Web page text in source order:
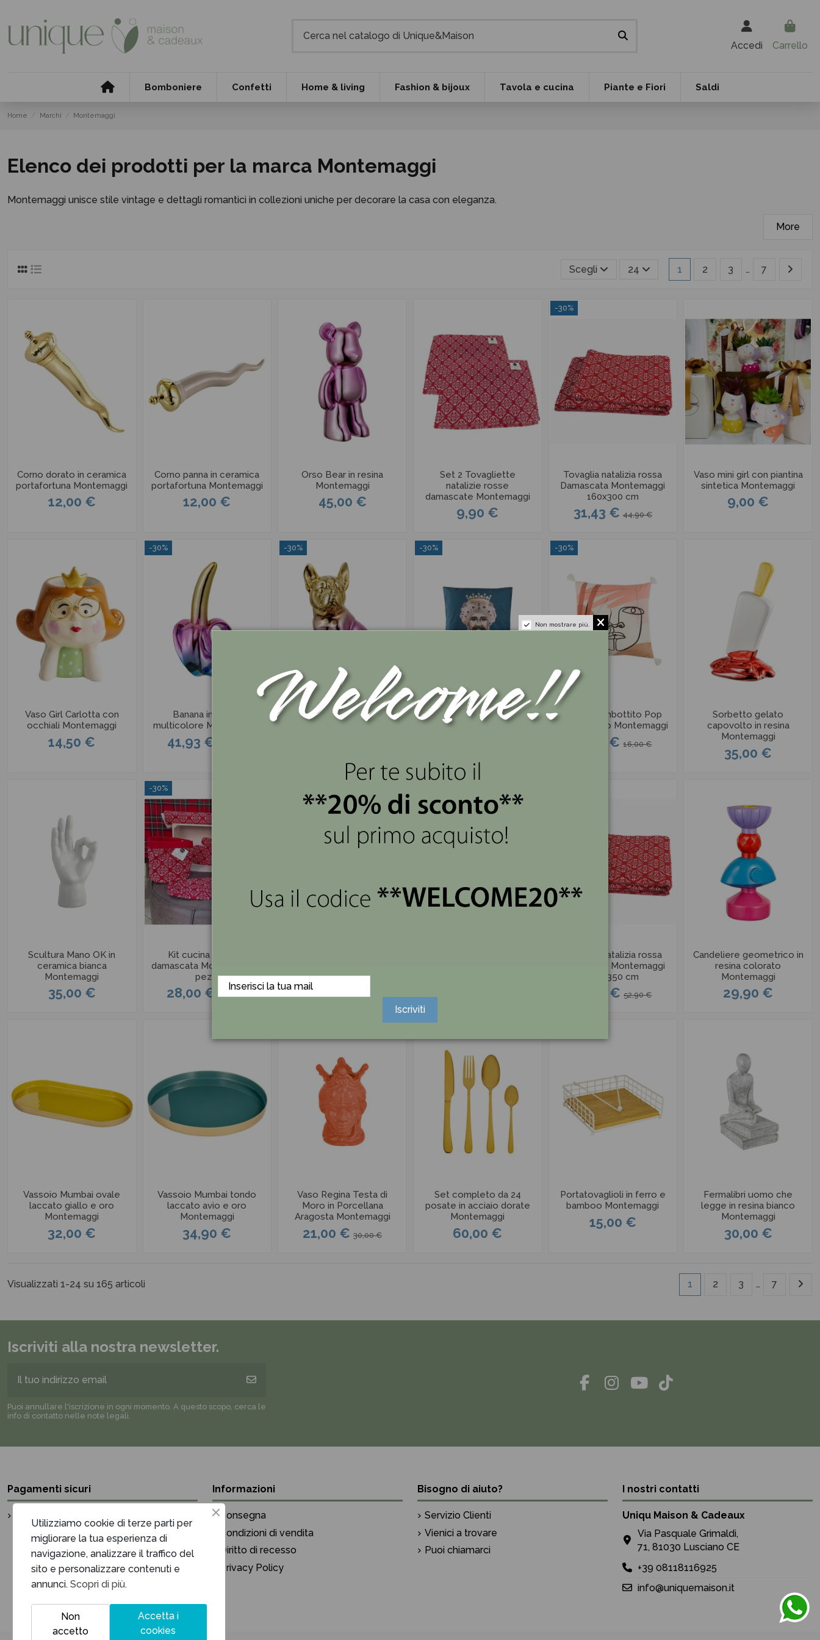
Accedi Carrello
Bomboniere Confetti Home & living Fashion & bijoux Tavola e cucina Piante e Fiori Saldi
Home Marchi Montemaggi
Elenco dei prodotti per la marca Montemaggi
Montemaggi unisce stile vintage e dettagli romantici in collezioni uniche per decorare la casa con eleganza.
More
Scegli 24 1 2 3 … 7
Corno dorato in ceramica
portafortuna Montemaggi
12,00 €
Corno panna in ceramica
portafortuna Montemaggi
12,00 €
Orso Bear in resina
Montemaggi
45,00 €
Set 2 Tovagliette
natalizie rosse
damascate Montemaggi
9,90 €
-30%
Tovaglia natalizia rossa
Damascata Montemaggi
160x300 cm
31,43 € 44,90 €
Vaso mini girl con piantina
sintetica Montemaggi
9,00 €
Vaso Girl Carlotta con
occhiali Montemaggi
14,50 €
-30%
Banana in resina
multicolore Montemaggi
41,93 €
-30%
Bulldog in resina
multicolore Montemaggi
-30%
Cuscino con re e Corona
Montemaggi
-30%
Cuscino Imbottito Pop
girl stilizzato Montemaggi
11,20 €16,00 €
Sorbetto gelato
capovolto in resina
Montemaggi
35,00 €
Scultura Mano OK in
ceramica bianca
Montemaggi
35,00 €
-30%
Kit cucina natalizia
damascata Montemaggi 5
pezzi
28,00 € 40,00 €
Montemaggi
15,00 €
Tovaglia natalizia rossa
Damascata Montemaggi
160x350 cm
37,03 € 52,90 €
Candeliere geometrico in
resina colorato
Montemaggi
29,90 €
Vassoio Mumbai ovale
laccato giallo e oro
Montemaggi
32,00 €
Vassoio Mumbai tondo
laccato avio e oro
Montemaggi
34,90 €
Vaso Regina Testa di
Moro in Porcellana
Aragosta Montemaggi
21,00 €30,00 €
Set completo da 24
posate in acciaio dorate
Montemaggi
60,00 €
Portatovaglioli in ferro e
bamboo Montemaggi
15,00 €
Fermalibri uomo che
legge in resina bianco
Montemaggi
30,00 €
Visualizzati 1-24 su 165 articoli 1 2 3 … 7
Iscriviti alla nostra newsletter.
Puoi annullare l'iscrizione in ogni momento. A questo scopo, cerca le
info di contatto nelle note legali.
Pagamenti sicuri Informazioni
Consegna
Condizioni di vendita
Diritto di recesso
Privacy Policy
Bisogno di aiuto?
Servizio Clienti
Vienici a trovare
Puoi chiamarci
I nostri contatti
Uniqu Maison & Cadeaux
Via Pasquale Grimaldi,
71, 81030 Lusciano CE
+39 08118116925
info@uniquemaison.it
Non mostrare più.
Iscriviti
Utilizziamo cookie di terze parti per
migliorare la tua esperienza di
navigazione, analizzare il traffico del
sito e personalizzare contenuti e
annunci. Scopri di più.
Accetta i
cookies
Non
accetto